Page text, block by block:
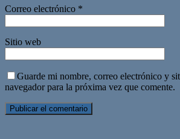
Correo electrónico *
Sitio web
Guarde mi nombre, correo electrónico y
navegador para la próxima vez que comente.